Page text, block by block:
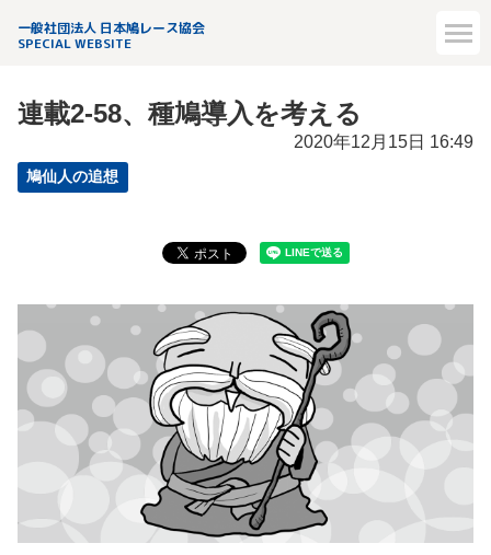
一般社団法人 日本鳩レース協会
SPECIAL WEBSITE
連載2-58、種鳩導入を考える
2020年12月15日 16:49
鳩仙人の追想